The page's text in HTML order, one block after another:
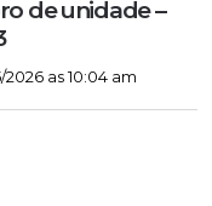
de unidade –
2026 as 10:04 am